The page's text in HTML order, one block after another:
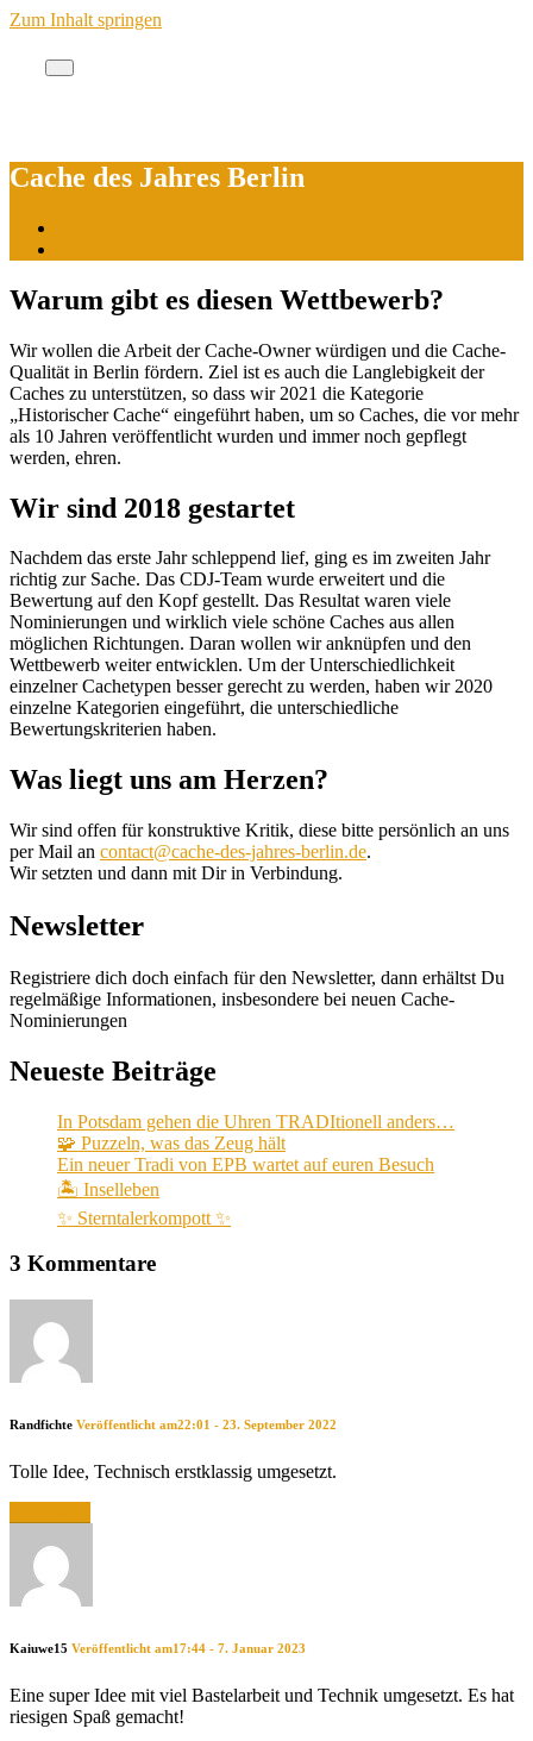
Zum Inhalt springen
Cache des Jahres Berlin
Cache des Jahres Berlin
Warum gibt es diesen Wettbewerb?
Wir wollen die Arbeit der Cache-Owner würdigen und die Cache-
Qualität in Berlin fördern. Ziel ist es auch die Langlebigkeit der
Caches zu unterstützen, so dass wir 2021 die Kategorie
„Historischer Cache“ eingeführt haben, um so Caches, die vor mehr
als 10 Jahren veröffentlicht wurden und immer noch gepflegt
werden, ehren.
Wir sind 2018 gestartet
Nachdem das erste Jahr schleppend lief, ging es im zweiten Jahr
richtig zur Sache. Das CDJ-Team wurde erweitert und die
Bewertung auf den Kopf gestellt. Das Resultat waren viele
Nominierungen und wirklich viele schöne Caches aus allen
möglichen Richtungen. Daran wollen wir anknüpfen und den
Wettbewerb weiter entwicklen. Um der Unterschiedlichkeit
einzelner Cachetypen besser gerecht zu werden, haben wir 2020
einzelne Kategorien eingeführt, die unterschiedliche
Bewertungskriterien haben.
Was liegt uns am Herzen?
Wir sind offen für konstruktive Kritik, diese bitte persönlich an uns
per Mail an contact@cache-des-jahres-berlin.de.
Wir setzten und dann mit Dir in Verbindung.
Newsletter
Registriere dich doch einfach für den Newsletter, dann erhältst Du
regelmäßige Informationen, insbesondere bei neuen Cache-
Nominierungen
Neueste Beiträge
In Potsdam gehen die Uhren TRADItionell anders…
🧩 Puzzeln, was das Zeug hält
Ein neuer Tradi von EPB wartet auf euren Besuch
🏝️ Inselleben
✨ Sterntalerkompott ✨
3 Kommentare
Randfichte Veröffentlicht am22:01 - 23. September 2022
Tolle Idee, Technisch erstklassig umgesetzt.
Kaiuwe15 Veröffentlicht am17:44 - 7. Januar 2023
Eine super Idee mit viel Bastelarbeit und Technik umgesetzt. Es hat
riesigen Spaß gemacht!